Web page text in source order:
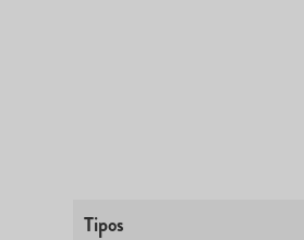
Tipos